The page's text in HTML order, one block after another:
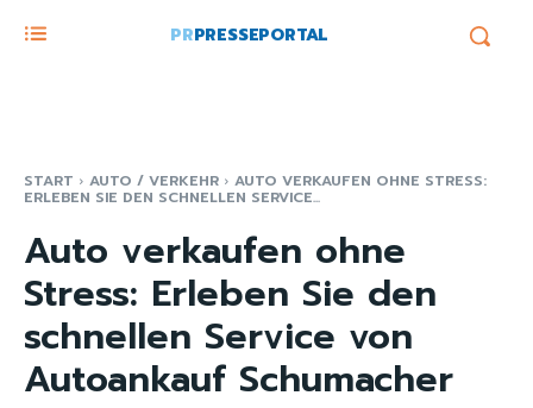
PRPRESSEPORTAL
START AUTO / VERKEHR AUTO VERKAUFEN OHNE STRESS:
ERLEBEN SIE DEN SCHNELLEN SERVICE...
Auto verkaufen ohne
Stress: Erleben Sie den
schnellen Service von
Autoankauf Schumacher